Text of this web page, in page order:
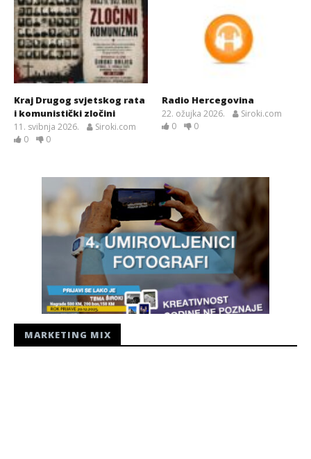
Kraj Drugog svjetskog rata
i komunistički zločini
11. svibnja 2026.
Siroki.com
0
0
Radio Hercegovina
22. ožujka 2026.
Siroki.com
0
0
MARKETING MIX